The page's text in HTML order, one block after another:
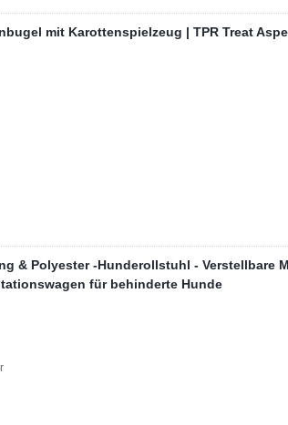
mit Karottenspielzeug | TPR Treat
& Polyester -Hunderollstuhl - Verstellbare
für behinderte Hunde